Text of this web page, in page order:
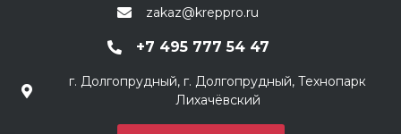
zakaz@kreppro.ru
+7 495 777 54 47
г. Долгопрудный, г. Долгопрудный, Технопарк
Лихачёвский